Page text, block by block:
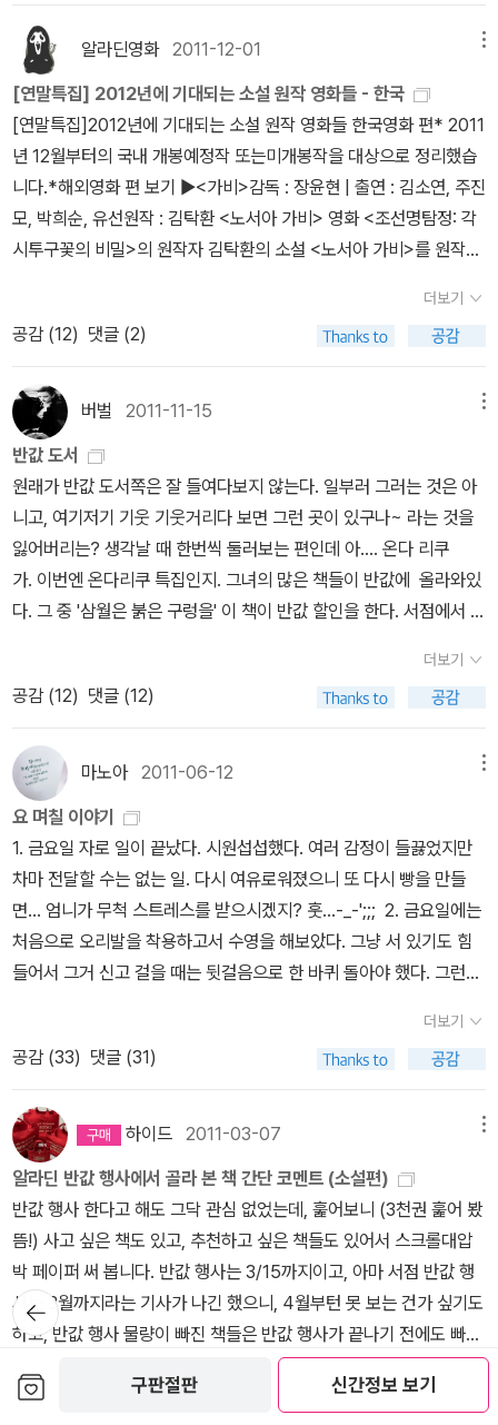
구판절판 신간정보 보기
손가락질 하겠는가. --------------- 최근에 시작한 일로 학교측, 학
부모와 상대하며 가끔 마음 상하는 일이 있기도 했다. 그렇지만 내가
며칠 동안 책으로 만난 여러 여인들의 삶 그리고 엄마의 삶과 비교하
면 얼마나 안온하게 살아가는 것인지. 겨우 내 책값, 커피값 정도 벌지
만 이마저도 못 버티면 자립, 자존과는 영영 멀어진다. 엄
마가 된다는 것은 너무나 멋진 선물이지만 엄마라는 말로만 자신을
정의해서는 안 돼. 충만한 사람이 되도록 해. 그게 네 아이에게도 이로
다도 충만한 사람으로 남는 것에 더 신경 써. 자신을 위한 시간을 가
져. 너의 기본적인 욕구들을 채우도록 해. 18쪽 다 아는 이야기일 거
라고 지레 짐작하고 읽지 않으려다 보았는데단순명료하게 한 인간으
로서 어떻게 살아가야 하는지 조근조근 들려주고 있다. 페미니스트라
는 말이 현재 한국에서는 너무 오염되어서 함부로 쓰기 힘든데그냥
나로 살아가는 게 아이에게나 나 자신에게나 이롭다는 전혀 과격하지
않은 주장이 담겨 있다. 요즘 내가 다시 나로서의 감각을 찾다보니아
이들에게 상당히 너그러워진 걸 보면 알 수 있다. 때이른 더위가 찾아
왔지만서늘한 이야기들 올여름도 잘 부탁해 !
상은 아무리 노력해도 바뀌지 않으므로, 그리하여 행복하려면 세상
속의 나를 바꿔야만 된다는 결론에 도달하는 경선, 거기에 끝까지 자
기를 포기하지 않는 남자가 있어서 좋기 보다는 오히려 괴로운 경선 -
이렇게 차곡차곡 쌓아 놓은 폼새는 영화가 책보다 쉽고, 영화의 그런
쉬움은 곧 대중성으로 연결되니, 감독은 충분히 영리했다고 생각한
다. 게다가 그 과정에서 원작을 마구 난도질했다는 느낌이 들지도 않
아서, 내가 원작자라도 만족스러웠으리라는 생각이 들었다 (실제로
미미여사는 대만족이라고 했다지).화차 같은 작품을 가지고 괜스레
다고 생각했을 듯. 영화에서 가장 아쉬운 캐릭터는 형사.원작에서의
형사는, 내용상 키를 쥐고 있기도 하지만 경선을 바라보는 시각과 피
해자를 바라보는 시각의 균형이 흐트러지는 법이 없어서 작품에 전반
적으로 크나큰 안정감을 주면서도 인간적이고 작품이 의도하는 메시
지를 온전히 보여주는 데 최적이다. 반면 영화에서의 조성하는, 어째
전체적으로 참 힘 빠진달까, 심하게 말하면 이선균 꼬붕에 일상에서
는 사회부적응자 같기만 하다. 마지막 씬에서 차를 놓고 뛰는 장면도
모양 빠지고. 부러 그렇게 했을 것 같은데, 부러 그렇게 하지 않았으면
좋았겠다는 아쉬움이 많이 든다. 형사의 성격이나 주변상황은 그냥
원작 그대로 가고, 주인공과 이선균만 부각해도 되지 않았을까.성격
선명한 캐릭터가 세 개 나오니까 결국 하나가 죽는데, 그게 조성하가
되어버린 것 같다. 경선이 살해한 피해자는, 책에서는 개인사가 아주
겠다. 나로서는 둘 다 괜찮았다 싶다. 물질만능주의의 피해를 입은 것
으로는 마치 샴 쌍둥이처럼 같았던 피해자와 가해자, 둘 다를 조명한
원작도 좋았지만 영화에서 그렇게 하기에는 시간 상 혹은 영화 매체
라는 특성 상 과부하가 걸릴 만하니까 경선에게 집중한 전략도 괜찮
은 선택이었다 싶어서. 고로고로, 급 결론.영화 개봉으로 책까지 다시
선방하게 만들면서도 자기 몫도 챙긴 변영주 감독, 축하합니다. 이모
저모, 응원하고 싶었는데 작품 활동이 없어서 아쉬웠던 차에 말이죠.
선균이 1박 2일에서 얼마 전 바다에 빠지는 촬영을 했다고 했는데 그
게 이 작품일까?? 뭐 암튼! 개봉을 기다리고 있다. 한 달은 더 기다려
야 하지만...
알라딘영화2011-12-01
[연말특집] 2012년에 기대되는 소설 원작 영화들 - 한국
[연말특집]2012년에 기대되는 소설 원작 영화들 한국영화 편* 2011
년 12월부터의 국내 개봉예정작 또는미개봉작을 대상으로 정리했습
니다.*해외영화 편 보기 ▶<가비>감독 : 장윤현 | 출연 : 김소연, 주진
모, 박희순, 유선원작 : 김탁환 <노서아 가비> 영화 <조선명탐정: 각
시투구꽃의 비밀>의 원작자 김탁환의 소설 <노서아 가비>를 원작으
조선을 시작으로 러시아, 일본 등 당시 문화적 특색을 담아낸 것도 또
다른 볼거리다. 고종암살의 열쇠를 지닌 조선 최고의 바리스타인 여
주인공으로 이다해가 하차한 후 김소연이 주연을 맡았다. 주진모는
러시아 최고의 저격수이자 이중스파이인 일리치, 박희순은 고종을 연
기한다.한국과 러시아를 오가면서 5개월 가까이 촬영했으며, 빠르면
2011년 말, 늦어도2012년 설 시즌 개봉을 염두에 두고 현재 후반 작
업중이다.<하울링>감독 : 유하 | 출연 : 송강호, 이나영원작 : 노사미
아사 <얼어붙은 송곳니>. 115회 나오키상 수상작. <비열한 거리><
쌍화점>의 유하 감독이 연출.도심에서 발생한 연쇄살인 사건의 범인
을 추적하는 상길과 은영은 사건에 늑대개가 연루됐다는 사실을 알고
늑대개를 잡기 위해 사투를 벌인다. 원작 소설 <얼어붙은 송곳니>가
주인공 오토미치 다카코의 심리 묘사에 치중한 1인칭 시점의 미스터
리 스릴러라면, <하울링>은 상길과 은영을 극의 중심에 세워놓고 두
늑대개는 늑대의 무리에도 속할 수 없고, 개의 무리에도 섞이지 못한
는 '고독'을 상징하는 존재다. 80억 원이 투입된 만큼 스릴 넘치는 액
션과 추격 신도 기대된다.2월 개봉 예정.<화차>감독 : 변영주 | 출연 :
이선균 김민희 조성하원작 : 미야베 비유키 <화차>일본 추리소설의
여왕이라 불리는 미야베 미유키의 소설 <화차>가 국내에서 영화화가
한창 진행 중이다.결혼을 앞두고 갑자기 사라진 약혼녀를 찾아나선
남자가 그녀의 정체를 알아가면서 충격과 공포에 휩싸이게 된다는 내
용. <발레교습소> 이후 7년만에 변영주 감독이 장편영화 연출에 나
후반 작업을 거쳐 2012년 초 개봉할 예정이다.<은교>감독 : 정지우 |
출연 : 박해일, 김고은, 김무열원작 : 박범신 <은교><해피 엔드><사
랑니> 등으로 섬세한 연출력을 인정받은정지우 감독과 <모던보이>
에서 그와 함께한적 있는 박해일이 뭉쳤다. 위대한 시인으로 추앙받
는 70대 노인 이적요와 30대 제자가 17세 소녀를 두고 벌이는 위험
한 삼각관계를 그린 이 작품에서 박해일은 70대 노인 역을 위해 삭발
과 10시간 특수분장을 감내하는 투혼을 보이고 있다. 재미있는 사실
은 작년 영화 <이끼>에서 노인으로 분장했던 정재영보다 박해일은 7
살이나 더 어리다는 점.여주인공 은교 역에는 한국예술종합학교 재학
생인 김고은이 100명이 넘는 오디션 지원자 중 파격 캐스팅되었다.<
은교>의 촬영은 1월 중순까지 이어질 예정이다.<완전한 사랑>감독 :
방은진| 출연 : 조진웅, 류승범, 이요원원작 : 히가시노 게이고 <용의
자 X의 헌신>. 2006년 나오키상 수상작일본 미스터리 소설사 이래
더보기
공감 (12) 댓글 (2)
버벌 2011-11-15
반값 도서
원래가 반값 도서쪽은 잘 들여다보지 않는다. 일부러 그러는 것은 아
니고, 여기저기 기웃 기웃거리다 보면 그런 곳이 있구나~ 라는 것을
잃어버리는? 생각날 때 한번씩 둘러보는 편인데 아.... 온다 리쿠
가. 이번엔 온다리쿠 특집인지. 그녀의 많은 책들이 반값에 올라와있
다. 그 중 '삼월은 붉은 구렁을' 이 책이 반값 할인을 한다. 서점에서 표
금의 할인도 받지 않고 제 값주고 산 책이라는 거다. 뭐 그렇다 해도
그 가격이 조금도 아깝지 않을만큼 만족한 책이다. 먼저 먼저의 페이
퍼에도 썼지만 누군가의 추천에 의해서나 웹서핑과 신문과 같은 정보
를 통한 책 구입보다 우연하게 들른 서점에서 아주 우연하게 뽑아낸
책이 의외의 즐거움을 주는 경우가 종종 있는데 삼월의 붉은 구렁이
그랬다. 이 기회에 좀 더 많은 사람들과 만났으면 하는 바램. 그래도
나처럼 우연히 발견하여 뜻밖의 즐거움은 얻는. 그런 행복함은 없을
것이다. 푸힛 -> 이거 무슨 심리인지 모르겠다~~~ 여동생에게 카톡
으로 말했다. 으악 삼월의 붉은 구렁을이 반값이야~. 니가 가진 것은
거의 반 값이다. 아니다. 반 값도 아니다 3900원이여~. 뭐... 뭐시
라? 아~ 기분이 좀 이상하다. 젠장! 아 그런데... 여동생 말이 맞다. 둘
러보니 눈에 띄는 것은 거의 내가 가지고 있는 것들. 신간을 사지 마라
는거야? 어쩌라는거야? 난 그냥 본능에 충실할 뿐인데. 이 녀석
결제 금액이 어중간해서 가격 맞추려고 끼워넣었던 책인데 의외의 재
미를 주었던 책. (같이 구입한 책은 뒷전) 나는 이런 성장 소설에 약하
다. 하지만 그만큼 재미도 있다고!! 전혀 기대를 하지 않던 책이었기에
재미가 배가 되었던 것 같다. 그러니까 지금 보게 되면 이때 만큼의 재
미는 못 느낄지도. 중간에 페이지가 뒤집힌 잘못된 제본만 아니면 다
시 읽어 볼 법도 한데. 여동생은 그 때문에 재미가 줄었다고 하지만 그
이전에 자기 취향은 아니었다고 말했었다.예전에 미국 시트콤 프렌즈
에서 조이와 레이첼이 서로의 책을 바꿔읽는데. 그때 바뀐 책이 작은
아씨들과 샤이닝이었다. 조이는 울었다. 레이첼이 그의 머리를 쓰다
듬으며 베스가 죽어. 라고 말을 할때 충격을 받아서. 이때 조이가 냉동
더보기
공감 (12) 댓글 (12)
마노아2011-06-12
요 며칠 이야기
1. 금요일 자로 일이 끝났다. 시원섭섭했다. 여러 감정이 들끓었지만
차마 전달할 수는 없는 일. 다시 여유로워졌으니 또 다시 빵을 만들
면... 엄니가 무척 스트레스를 받으시겠지? 훗...-_-';;; 2. 금요일에는
처음으로 오리발을 착용하고서 수영을 해보았다. 그냥 서 있기도 힘
들어서 그거 신고 걸을 때는 뒷걸음으로 한 바퀴 돌아야 했다. 그런데
것 같은데 순식간에 반대편 벽에 가 있었다. 그거 달고 배영 하다가 앞
사람 머리를 많이 찍었다. 미안해라...;;; 상급반에 올라가니 이쪽은 회
식을 자주 하나 보다. 새 얼굴들이 왔으니 회식하자며 날을 잡았는데,
내가 샤워하고 나와보니 우리반 수강생들이 누군지 전혀 모르겠는거
다. 회식 장소를 못 들었던 나는 결국 회식을 못 갔다. 이런...;;;;3. 어
제는 최고의 사랑 1편을 보면서 훌라후프를 한 시간 동안 돌렸다. 2k
g의 무식하게 무거운 훌라후프를 돌려놓으니 멍은 안 들었어도 옆구
리가 너무 아프다. 허리에 손만 짚어도 으아아 소리가 튀어나온다. 계
속하면 안 아픈 게 맞을까? 계속 아픈 걸까? 이제 두 번 해봤으니 알
수가 없구나. 4. 어제 오늘은 늦잠도 잤건만 여전히 피곤이 풀리지 않
아서 낮에 잠시 눈을 붙였는데, 벽에 기대어 놓은 훌라후프를 내가 쳤
나보다. 이 무식하게 무거운 훌라후프가 넘어지면서 내 가슴을 강타
해버렸다. 꽤액! 내가 짝가슴이 된다면 순전히 이 넘 때문이다. 끙! 5.
더보기
공감 (33) 댓글 (31)
하이드 2011-03-07
알라딘 반값 행사에서 골라 본 책 간단 코멘트 (소설편)
반값 행사 한다고 해도 그닥 관심 없었는데, 훑어보니 (3천권 훑어 봤
뜸!) 사고 싶은 책도 있고, 추천하고 싶은 책들도 있어서 스크롤대압
박 페이퍼 써 봅니다. 반값 행사는 3/15까지이고, 아마 서점 반값 행
사는 3월까지라는 기사가 나긴 했으니, 4월부턴 못 보는 건가 싶기도
하고, 반값 행사 물량이 빠진 책들은 반값 행사가 끝나기 전에도 빠집
니다. 이미 몇 권 빠졌던데, 알라딘에서 아직 반영을 안 해 놓은 것들
도 있고, 뭐 그렇습니다.여튼, 이번 반값행사는 마지막이 될지도 몰라
더보기
뒤로가
기